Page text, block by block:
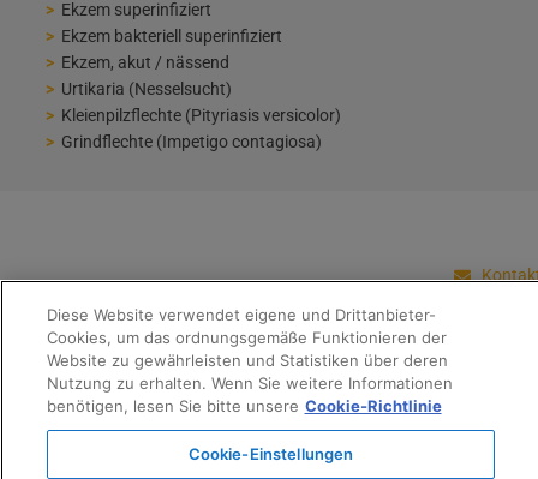
Ekzem superinfiziert
Ekzem bakteriell superinfiziert
Ekzem, akut / nässend
Urtikaria (Nesselsucht)
Kleienpilzflechte (Pityriasis versicolor)
Grindflechte (Impetigo contagiosa)
Diese Website verwendet eigene und Drittanbieter-
Cookies, um das ordnungsgemäße Funktionieren der
Website zu gewährleisten und Statistiken über deren
Nutzung zu erhalten. Wenn Sie weitere Informationen
benötigen, lesen Sie bitte unsere Cookie-Richtlinie
Cookie-Einstellungen